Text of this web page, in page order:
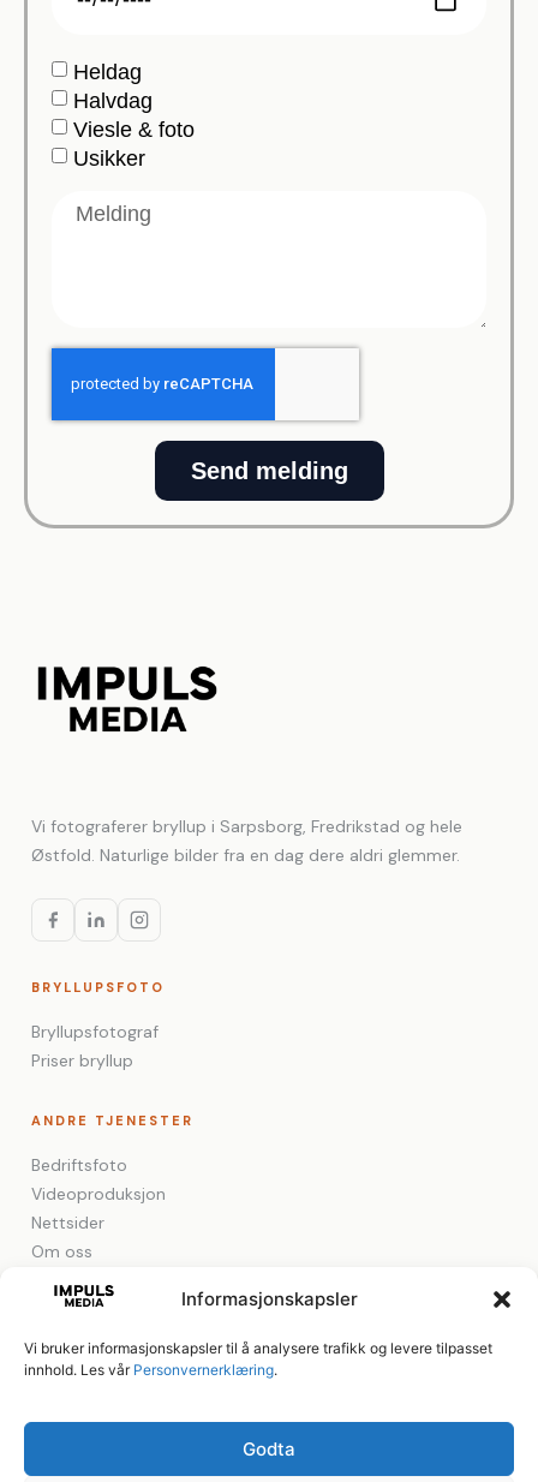
Informasjonskapsler
Vi bruker informasjonskapsler til å analysere trafikk og levere tilpasset
innhold. Les vår Personvernerklæring.
Godta
Heldag
Halvdag
Viesle & foto
Usikker
Send melding
Vi fotograferer bryllup i Sarpsborg, Fredrikstad og hele
Østfold. Naturlige bilder fra en dag dere aldri glemmer.
BRYLLUPSFOTO
Bryllupsfotograf
Priser bryllup
ANDRE TJENESTER
Bedriftsfoto
Videoproduksjon
Nettsider
Om oss
Jernbanegata 11, 1706 Sarpsborg